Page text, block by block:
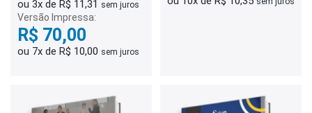
ou 3x de R$ 11,31 sem juros
Versão Impressa:
R$ 70,00
ou 7x de R$ 10,00 sem juros